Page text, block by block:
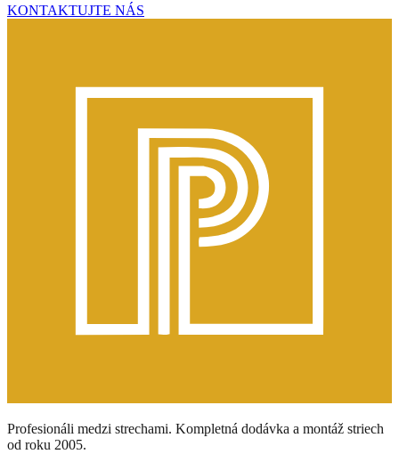
KONTAKTUJTE NÁS
Profesionáli medzi strechami. Kompletná dodávka a montáž striech
od roku 2005.